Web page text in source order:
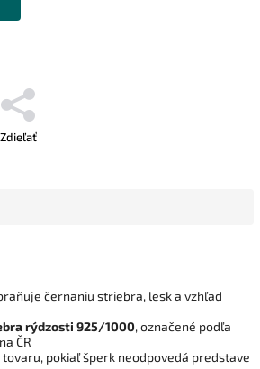
Zdieľať
černaniu striebra, lesk a vzhľad
rýdzosti 925/1000, označené podľa
ČR
tovaru, pokiaľ šperk neodpovedá predstave